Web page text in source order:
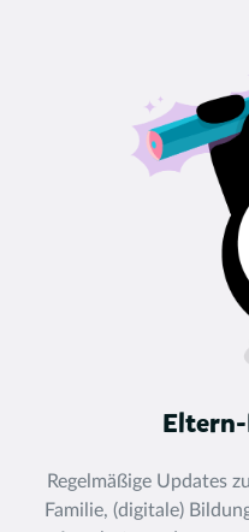
Regelmäßige Updates
Familie, (digitale)